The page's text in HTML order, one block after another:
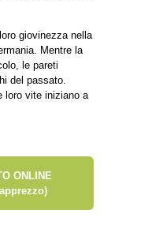
giovinezza nella
Mentre la
le pareti
del passato.
loro vite iniziano a
ONLINE